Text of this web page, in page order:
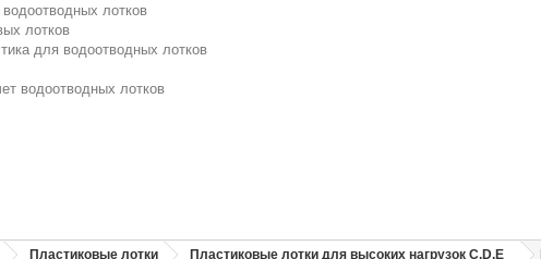
лотков
лотков
для водоотводных лотков
водоотводных лотков
Пластиковые лотки Пластиковые лотки для высоких нагрузок C,D,E